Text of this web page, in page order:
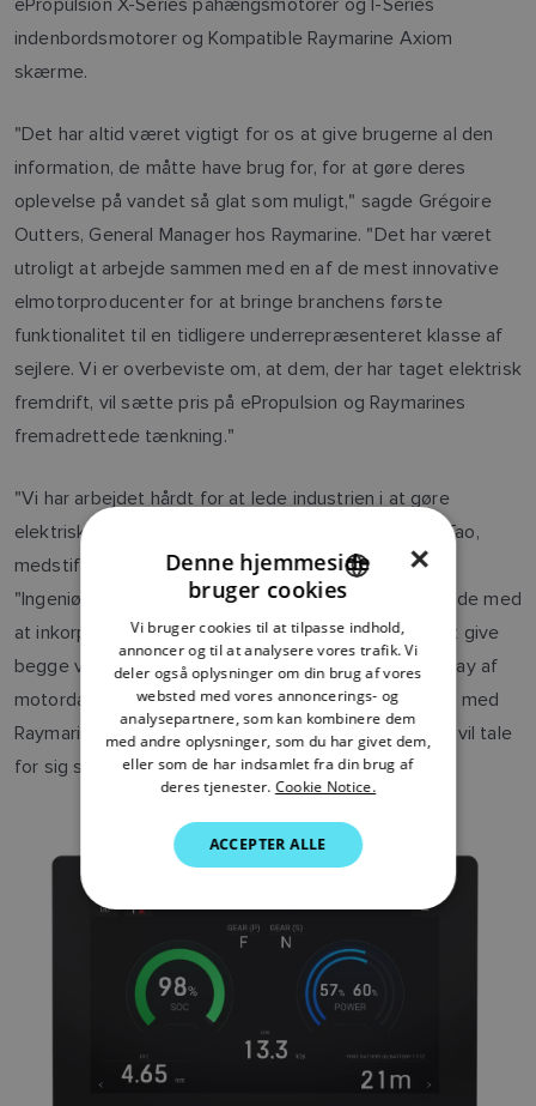
indenbordsmotorer og Kompatible Raymarine Axiom
skærme.
"Det har altid været vigtigt for os at give brugerne al den
information, de måtte have brug for, for at gøre deres
oplevelse på vandet så glat som muligt," sagde Grégoire
Outters, General Manager hos Raymarine. "Det har været
utroligt at arbejde sammen med en af ​​de mest innovative
elmotorproducenter for at bringe branchens første
funktionalitet til en tidligere underrepræsenteret klasse af
sejlere. Vi er overbeviste om, at dem, der har taget elektrisk
fremdrift, vil sætte pris på ePropulsion og Raymarines
fremadrettede tænkning."
"Vi har arbejdet hårdt for at lede industrien i at gøre
elektrisk fremdrift mere tilgængelig," sagde Danny Tao,
medstifter og administrerende direktør, ePropulsion.
"Ingeniørteamet hos Raymarine har været så støttende med
at inkorporere de vitale data fra vores motorer for at give
begge vores kunder en problemfri og et intuitiv display af
motordata. Vi er meget stolte af at arbejde sammen med
Raymarine i denne indsats, og vi ved, at resultaterne vil tale
for sig selv.”
ENGLISH
DANISH
ITALIAN
SWEDISH
DUTCH
FINNISH
×
Denne hjemmeside
bruger cookies
Vi bruger cookies til at tilpasse indhold,
annoncer og til at analysere vores trafik. Vi
deler også oplysninger om din brug af vores
websted med vores annoncerings- og
analysepartnere, som kan kombinere dem
med andre oplysninger, som du har givet dem,
eller som de har indsamlet fra din brug af
deres tjenester. Cookie Notice.
ACCEPTER ALLE